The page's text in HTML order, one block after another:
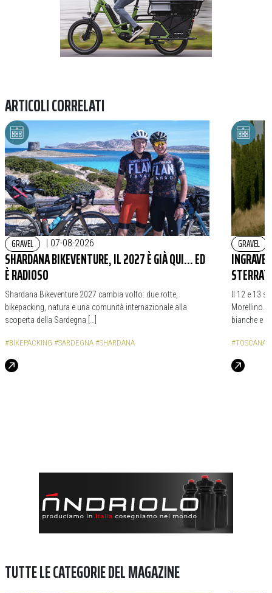
ARTICOLI CORRELATI
GRAVEL | 07-08-2026
SHARDANA BIKEVENTURE, IL 2027 È GIÀ QUI… ED
È RADIOSO
Shardana Bikeventure 2027 cambia volto: due rotte,
bikepacking, natura e una comunità internazionale alla
scoperta della Sardegna […]
#BIKEPACKING #SARDEGNA #SHARDANA
GRAVEL
Il 12 e 13
Morellino.
bianche e
#TOSCANA
TUTTE LE CATEGORIE DEL MAGAZINE